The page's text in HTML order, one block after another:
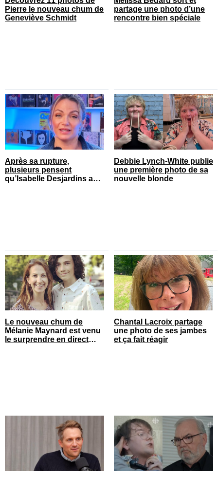
Pierre le nouveau chum de
Geneviève Schmidt
partage une photo d’une
rencontre bien spéciale
Après sa rupture,
plusieurs pensent
qu’Isabelle Desjardins a
Debbie Lynch-White publie
une première photo de sa
nouvelle blonde
Le nouveau chum de
Mélanie Maynard est venu
le surprendre en direct
Chantal Lacroix partage
une photo de ses jambes
et ça fait réagir